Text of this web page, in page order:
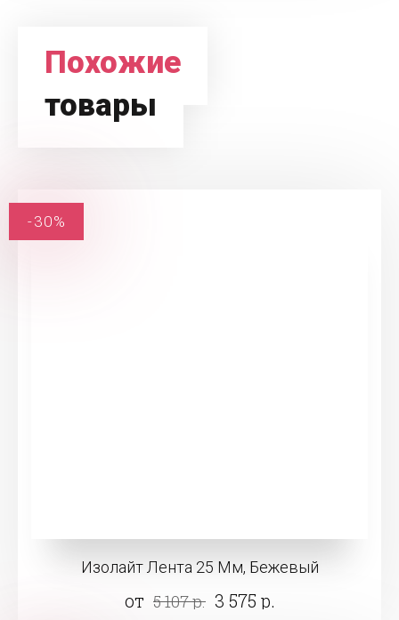
Похожие
товары
Изолайт Лента 25 Мм, Бежевый
от 5 107 р. 3 575 р.
-30%